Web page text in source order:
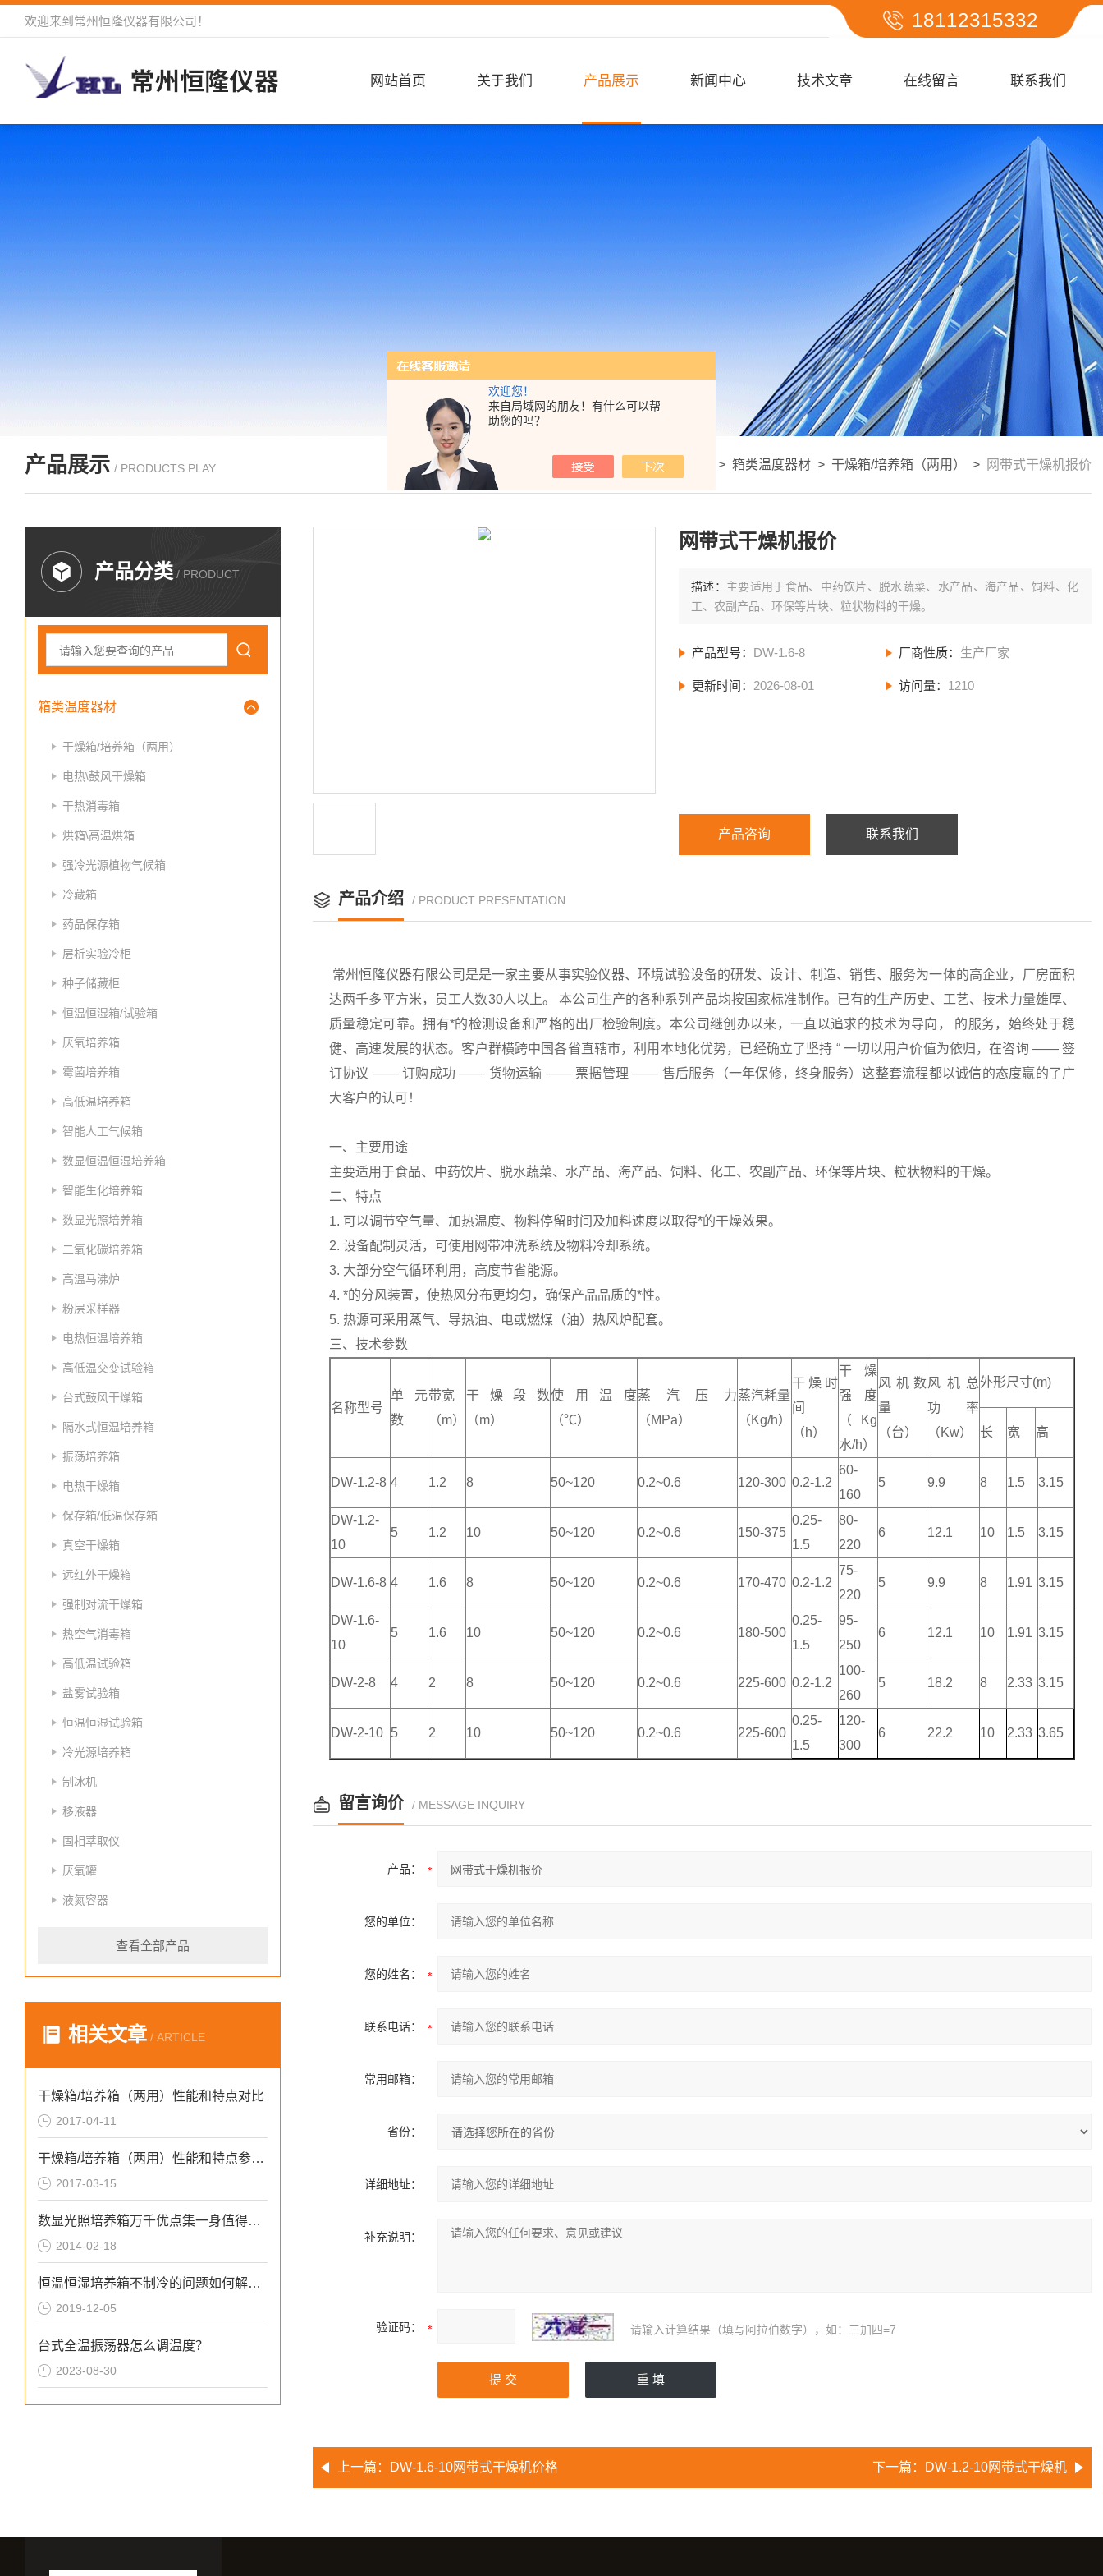
欢迎您！
来自局域网的朋友！有什么可以帮
助您的吗？
欢迎来到 常州恒隆仪器有限公司 ！ 18112315332
网站首页 关于我们 产品展示 新闻中心 技术文章 在线留言 联系我们
产品展示 / PRODUCTS PLAY 我的位置： >产品展示 > 箱类温度器材 > 干燥箱/培养箱（两用） > 网带式干燥机报价
产品分类 / PRODUCT
箱类温度器材
干燥箱/培养箱（两用）
电热\鼓风干燥箱
干热消毒箱
烘箱\高温烘箱
强冷光源植物气候箱
冷藏箱
药品保存箱
层析实验冷柜
种子储藏柜
恒温恒湿箱/试验箱
厌氧培养箱
霉菌培养箱
高低温培养箱
智能人工气候箱
数显恒温恒湿培养箱
智能生化培养箱
数显光照培养箱
二氧化碳培养箱
高温马沸炉
粉层采样器
电热恒温培养箱
高低温交变试验箱
台式鼓风干燥箱
隔水式恒温培养箱
振荡培养箱
电热干燥箱
保存箱/低温保存箱
真空干燥箱
远红外干燥箱
强制对流干燥箱
热空气消毒箱
高低温试验箱
盐雾试验箱
恒温恒湿试验箱
冷光源培养箱
制冰机
移液器
固相萃取仪
厌氧罐
液氮容器
查看全部产品
相关文章 / ARTICLE
干燥箱/培养箱（两用）性能和特点对比
2017-04-11
干燥箱/培养箱（两用）性能和特点参数介绍
2017-03-15
数显光照培养箱万千优点集一身值得拥有
2014-02-18
恒温恒湿培养箱不制冷的问题如何解决？
2019-12-05
台式全温振荡器怎么调温度？
2023-08-30
网带式干燥机报价
描述： 主要适用于食品、中药饮片、脱水蔬菜、水产品、海产品、饲料、化
工、农副产品、环保等片块、粒状物料的干燥。
产品型号： DW-1.6-8 厂商性质： 生产厂家
更新时间： 2026-08-01 访问量： 1210
产品咨询 联系我们
产品介绍 / PRODUCT PRESENTATION
常州恒隆仪器有限公司是是一家主要从事实验仪器、环境试验设备的研发、设计、制造、销售、服务为一体的高企业，厂房面积
达两千多平方米，员工人数30人以上。 本公司生产的各种系列产品均按国家标准制作。已有的生产历史、工艺、技术力量雄厚、
质量稳定可靠。拥有*的检测设备和严格的出厂检验制度。本公司继创办以来，一直以追求的技术为导向， 的服务，始终处于稳
健、高速发展的状态。客户群横跨中国各省直辖市，利用本地化优势，已经确立了坚持 “ 一切以用户价值为依归，在咨询 —— 签
订协议 —— 订购成功 —— 货物运输 —— 票据管理 —— 售后服务（一年保修，终身服务）这整套流程都以诚信的态度赢的了广
大客户的认可！
一、主要用途
主要适用于食品、中药饮片、脱水蔬菜、水产品、海产品、饲料、化工、农副产品、环保等片块、粒状物料的干燥。
二、特点
1. 可以调节空气量、加热温度、物料停留时间及加料速度以取得*的干燥效果。
2. 设备配制灵活，可使用网带冲洗系统及物料冷却系统。
3. 大部分空气循环利用，高度节省能源。
4. *的分风装置，使热风分布更均匀，确保产品品质的*性。
5. 热源可采用蒸气、导热油、电或燃煤（油）热风炉配套。
三、技术参数
名称型号
单元
数
带宽
（m）
干燥段数
（m）
使用温度
（℃）
蒸汽压力
（MPa）
蒸汽耗量
（Kg/h）
干燥时
间
（h）
干燥
强度
（Kg
水/h）
风机数
量
（台）
风机总
功率
（Kw）
外形尺寸(m)
长 宽 高
DW-1.2-8 4 1.2 8 50~120 0.2~0.6 120-300 0.2-1.2
60-
160
5 9.9 8 1.5 3.15
DW-1.2-
10
5 1.2 10 50~120 0.2~0.6 150-375
0.25-
1.5
80-
220
6 12.1 10 1.5 3.15
DW-1.6-8 4 1.6 8 50~120 0.2~0.6 170-470 0.2-1.2
75-
220
5 9.9 8 1.91 3.15
DW-1.6-
10
5 1.6 10 50~120 0.2~0.6 180-500
0.25-
1.5
95-
250
6 12.1 10 1.91 3.15
DW-2-8 4 2 8 50~120 0.2~0.6 225-600 0.2-1.2
100-
260
5 18.2 8 2.33 3.15
DW-2-10 5 2 10 50~120 0.2~0.6 225-600
0.25-
1.5
120-
300
6 22.2 10 2.33 3.65
留言询价 / MESSAGE INQUIRY
产品：
您的单位：
您的姓名：
联系电话：
常用邮箱：
省份：
详细地址：
补充说明：
验证码： 请输入计算结果（填写阿拉伯数字），如：三加四=7
上一篇： DW-1.6-10网带式干燥机价格 下一篇： DW-1.2-10网带式干燥机